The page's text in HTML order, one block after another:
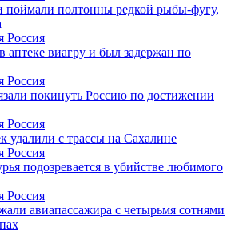
поймали полтонны редкой рыбы-фугу,
аптеке виагру и был задержан по
покинуть Россию по достижении
удалили с трассы на Сахалине
подозревается в убийстве любимого
авиапассажира с четырьмя сотнями